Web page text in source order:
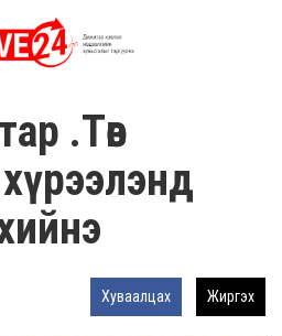
.Төв
Хуваалцах Жиргэх